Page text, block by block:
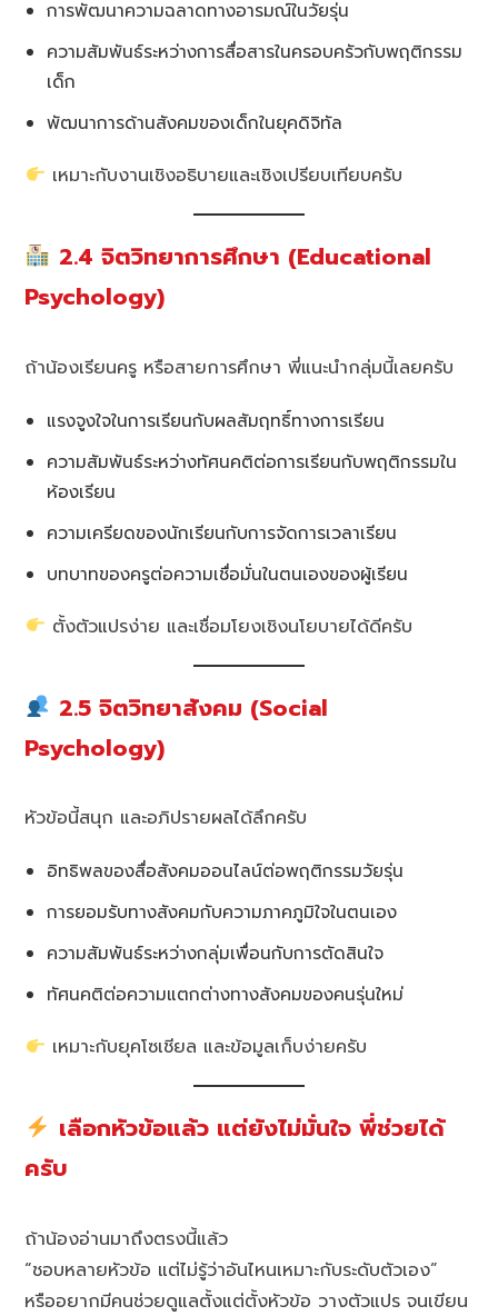
การพัฒนาความฉลาดทางอารมณ์ในวัยรุ่น
ความสัมพันธ์ระหว่างการสื่อสารในครอบครัวกับพฤติกรรม
เด็ก
พัฒนาการด้านสังคมของเด็กในยุคดิจิทัล
เหมาะกับงานเชิงอธิบายและเชิงเปรียบเทียบครับ
2.4 จิตวิทยาการศึกษา (Educational
Psychology)
ถ้าน้องเรียนครู หรือสายการศึกษา พี่แนะนำกลุ่มนี้เลยครับ
แรงจูงใจในการเรียนกับผลสัมฤทธิ์ทางการเรียน
ความสัมพันธ์ระหว่างทัศนคติต่อการเรียนกับพฤติกรรมใน
ห้องเรียน
ความเครียดของนักเรียนกับการจัดการเวลาเรียน
บทบาทของครูต่อความเชื่อมั่นในตนเองของผู้เรียน
ตั้งตัวแปรง่าย และเชื่อมโยงเชิงนโยบายได้ดีครับ
2.5 จิตวิทยาสังคม (Social
Psychology)
หัวข้อนี้สนุก และอภิปรายผลได้ลึกครับ
อิทธิพลของสื่อสังคมออนไลน์ต่อพฤติกรรมวัยรุ่น
การยอมรับทางสังคมกับความภาคภูมิใจในตนเอง
ความสัมพันธ์ระหว่างกลุ่มเพื่อนกับการตัดสินใจ
ทัศนคติต่อความแตกต่างทางสังคมของคนรุ่นใหม่
เหมาะกับยุคโซเชียล และข้อมูลเก็บง่ายครับ
เลือกหัวข้อแล้ว แต่ยังไม่มั่นใจ พี่ช่วยได้
ครับ
ถ้าน้องอ่านมาถึงตรงนี้แล้ว
“ชอบหลายหัวข้อ แต่ไม่รู้ว่าอันไหนเหมาะกับระดับตัวเอง”
หรืออยากมีคนช่วยดูแลตั้งแต่ตั้งหัวข้อ วางตัวแปร จนเขียน